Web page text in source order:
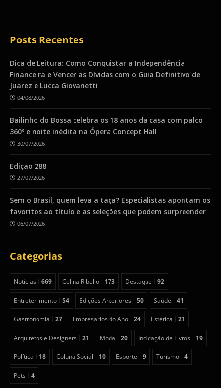
Posts Recentes
Dica de Leitura: Como Conquistar a Independência
Financeira e Vencer as Dívidas com o Guia Definitivo de
Juarez e Lucca Giovanetti
04/08/2026
Bailinho do Bossa celebra os 18 anos da casa com palco
360º e noite inédita na Ópera Concept Hall
30/07/2026
Ediçao 288
27/07/2026
Sem o Brasil, quem leva a taça? Especialistas apontam os
favoritos ao título e as seleções que podem surpreender
06/07/2026
Categorias
Notícias 669 Celina Ribello 173 Destaque 92
Entretenimento 54 Edições Anteriores 50 Saúde 41
Gastronomia 27 Empresarios do Ano 24 Estética 21
Arquitetos e Designers 21 Moda 20 Indicação de Livros 19
Política 18 Coluna Social 10 Esporte 9 Turismo 4
Pets 4